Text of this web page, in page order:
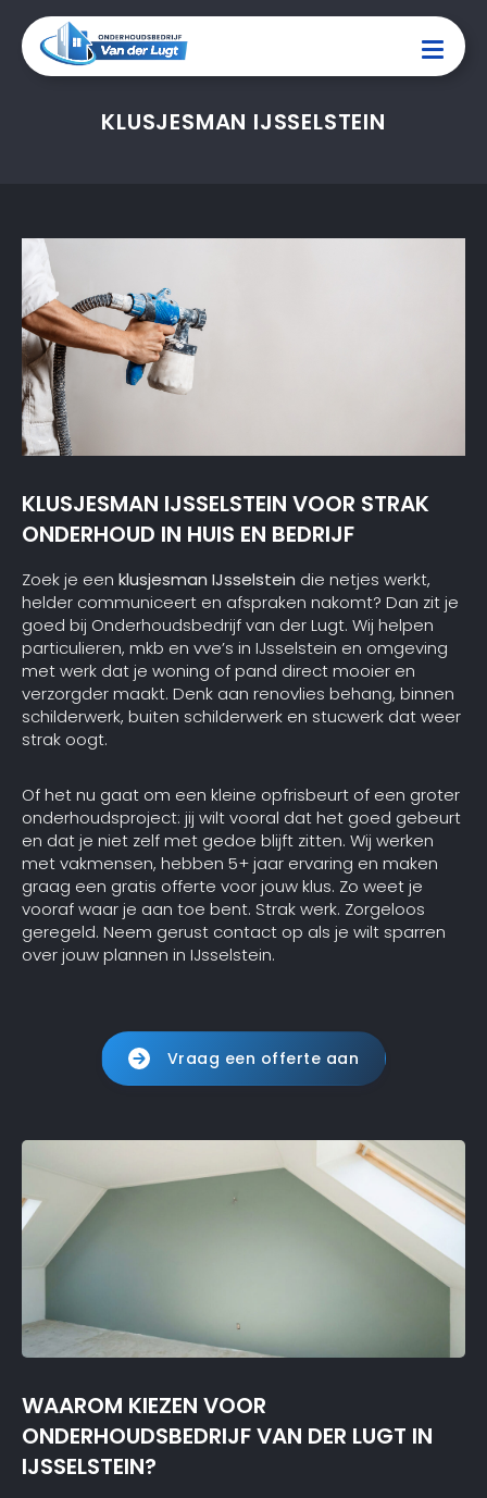
KLUSJESMAN IJSSELSTEIN
KLUSJESMAN IJSSELSTEIN VOOR STRAK
ONDERHOUD IN HUIS EN BEDRIJF
Zoek je een klusjesman IJsselstein die netjes werkt,
helder communiceert en afspraken nakomt? Dan zit je
goed bij Onderhoudsbedrijf van der Lugt. Wij helpen
particulieren, mkb en vve’s in IJsselstein en omgeving
met werk dat je woning of pand direct mooier en
verzorgder maakt. Denk aan renovlies behang, binnen
schilderwerk, buiten schilderwerk en stucwerk dat weer
strak oogt.
Of het nu gaat om een kleine opfrisbeurt of een groter
onderhoudsproject: jij wilt vooral dat het goed gebeurt
en dat je niet zelf met gedoe blijft zitten. Wij werken
met vakmensen, hebben 5+ jaar ervaring en maken
graag een gratis offerte voor jouw klus. Zo weet je
vooraf waar je aan toe bent. Strak werk. Zorgeloos
geregeld. Neem gerust contact op als je wilt sparren
over jouw plannen in IJsselstein.
Vraag een offerte aan
WAAROM KIEZEN VOOR
ONDERHOUDSBEDRIJF VAN DER LUGT IN
IJSSELSTEIN?